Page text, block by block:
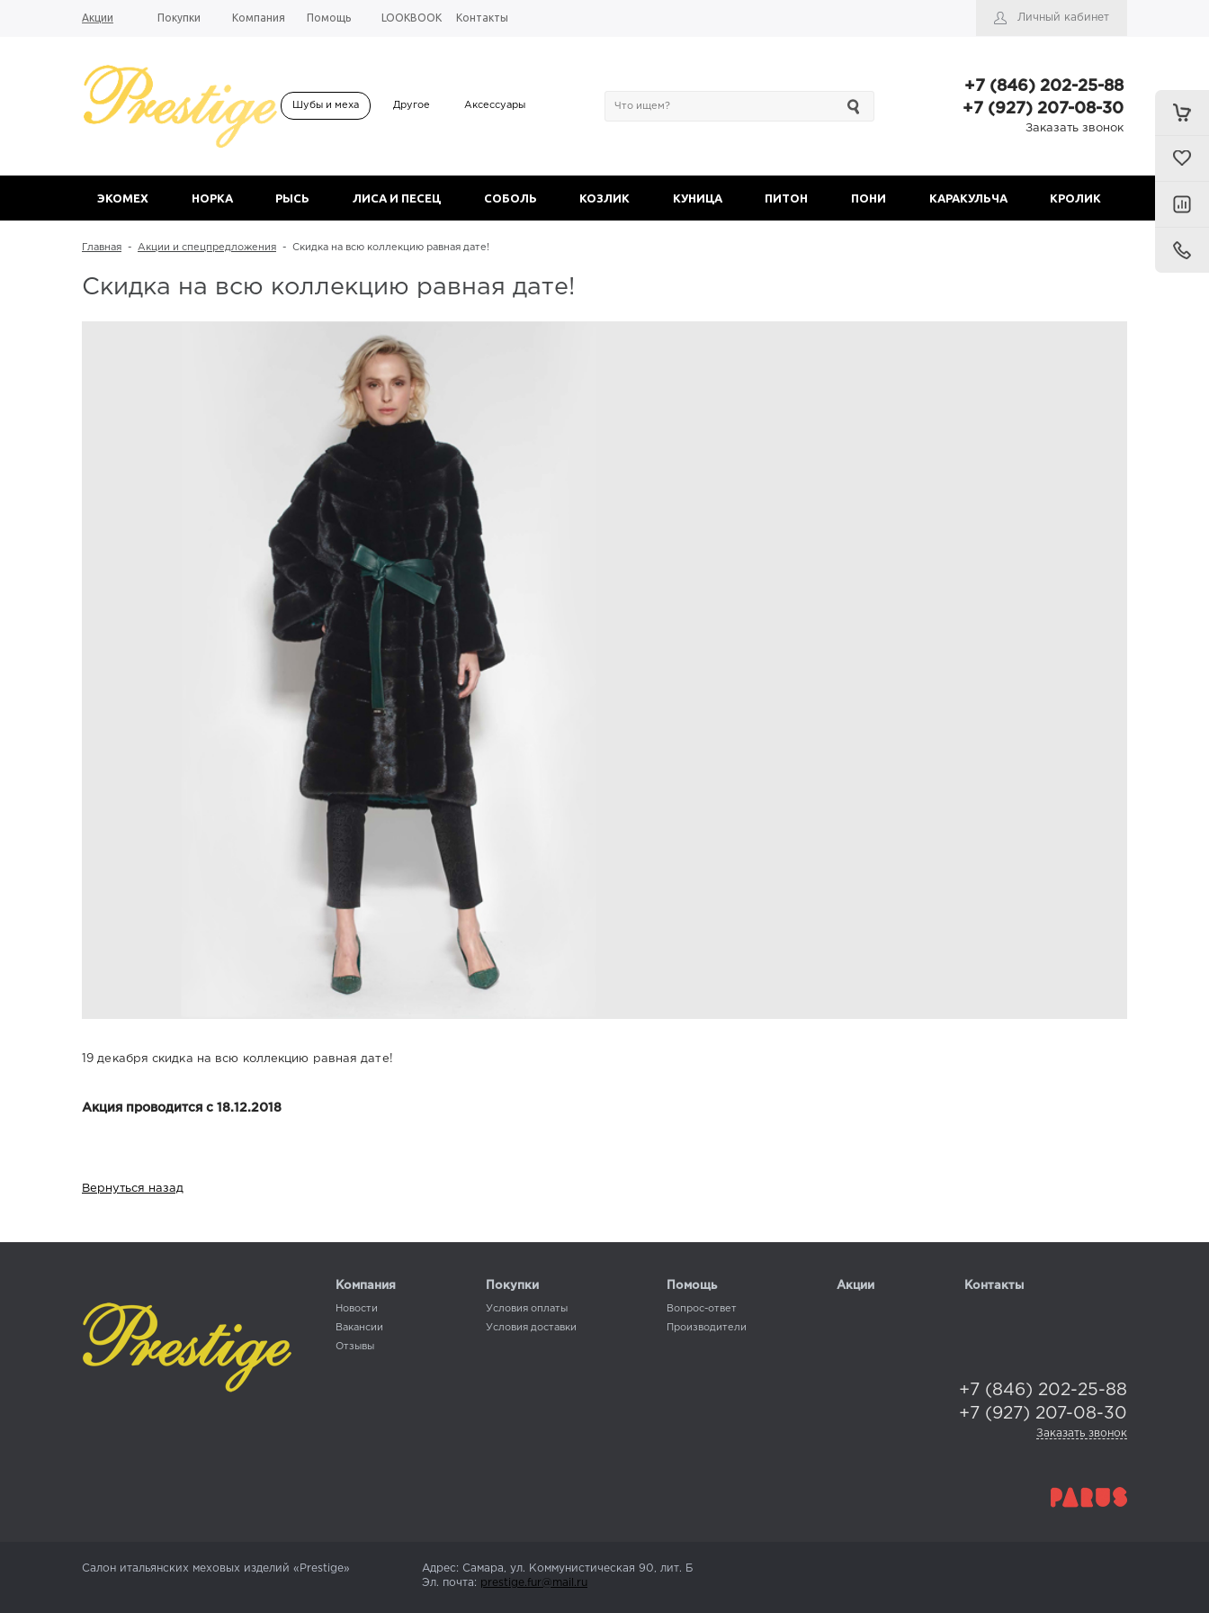
Личный кабинет
Акции Покупки Компания Помощь LOOKBOOK Контакты
Шубы и меха Другое Аксессуары
+7 (846) 202-25-88
+7 (927) 207-08-30
Заказать звонок
ЭКОМЕХ НОРКА РЫСЬ ЛИСА И ПЕСЕЦ СОБОЛЬ КОЗЛИК КУНИЦА ПИТОН ПОНИ КАРАКУЛЬЧА КРОЛИК
Главная - Акции и спецпредложения - Скидка на всю коллекцию равная дате!
Скидка на всю коллекцию равная дате!
19 декабря скидка на всю коллекцию равная дате!
Акция проводится с 18.12.2018
Вернуться назад
Компания
Новости
Вакансии
Отзывы
Покупки
Условия оплаты
Условия доставки
Помощь
Вопрос-ответ
Производители
Акции Контакты
+7 (846) 202-25-88
+7 (927) 207-08-30
Заказать звонок
Салон итальянских меховых изделий «Prestige»
Адрес: Самара, ул. Коммунистическая 90, лит. Б
Эл. почта: prestige.fur@mail.ru